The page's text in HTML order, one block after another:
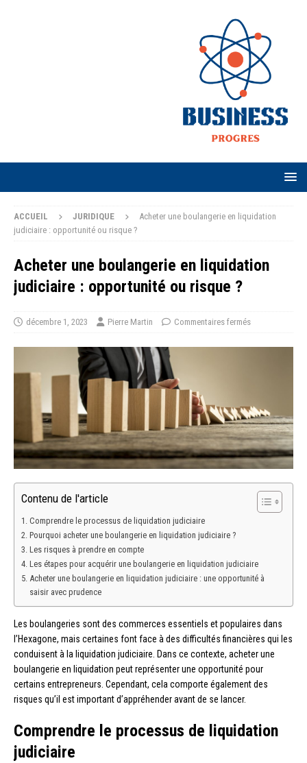
ACCUEIL JURIDIQUE
Acheter une boulangerie en liquidation
judiciaire : opportunité ou risque ?
Acheter une boulangerie en liquidation
judiciaire : opportunité ou risque ?
décembre 1, 2023 Pierre Martin Commentaires fermés
Contenu de l'article
Comprendre le processus de liquidation judiciaire
Pourquoi acheter une boulangerie en liquidation judiciaire ?
Les risques à prendre en compte
Les étapes pour acquérir une boulangerie en liquidation judiciaire
Acheter une boulangerie en liquidation judiciaire : une opportunité à
saisir avec prudence
Les boulangeries sont des commerces essentiels et populaires dans
l’Hexagone, mais certaines font face à des difficultés financières qui les
conduisent à la liquidation judiciaire. Dans ce contexte, acheter une
boulangerie en liquidation peut représenter une opportunité pour
certains entrepreneurs. Cependant, cela comporte également des
risques qu’il est important d’appréhender avant de se lancer.
Comprendre le processus de liquidation
judiciaire